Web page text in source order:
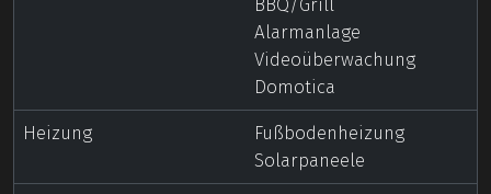
BBQ/Grill
Alarmanlage
Videoüberwachung
Domotica
Heizung
Fußbodenheizung
Solarpaneele